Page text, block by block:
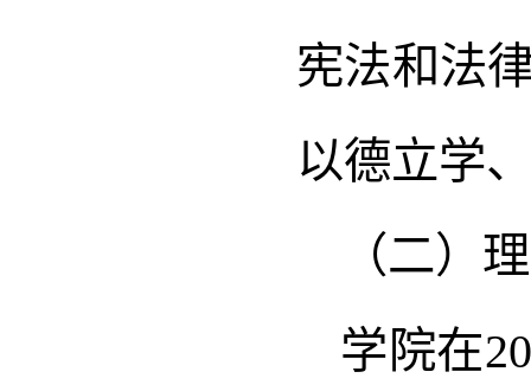
宪法和法
以德立学
（二）
学院在